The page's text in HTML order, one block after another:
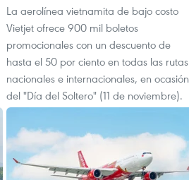
La aerolínea vietnamita de bajo costo
Vietjet ofrece 900 mil boletos
promocionales con un descuento de
hasta el 50 por ciento en todas las rutas
nacionales e internacionales, en ocasión
del "Día del Soltero" (11 de noviembre).